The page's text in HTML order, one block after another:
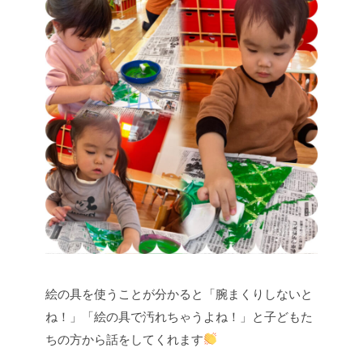
絵の具を使うことが分かると「腕まくりしないと
ね！」「絵の具で汚れちゃうよね！」と子どもた
ちの方から話をしてくれます